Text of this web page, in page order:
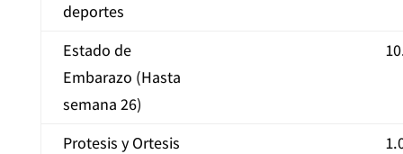
deportes
Estado de
Embarazo (Hasta
semana 26)
Protesis y Ortesis